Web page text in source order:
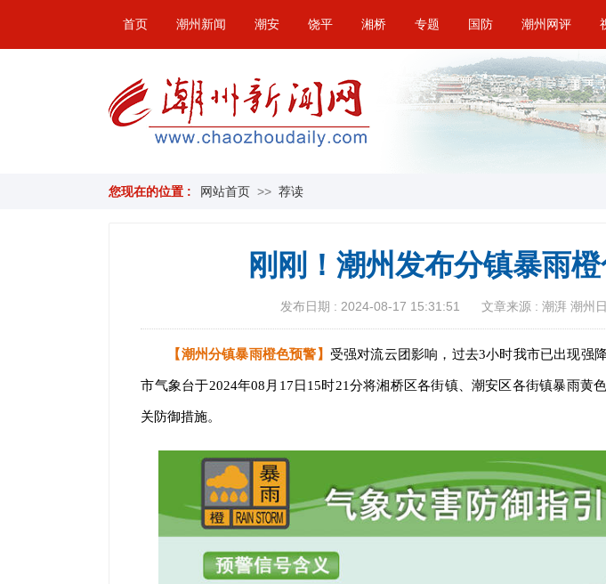
首页 潮州新闻 潮安 饶平 湘桥 专题 国防 潮州网评
您现在的位置 : 网站首页 >> 荐读
刚刚！潮州发布分镇暴雨
发布日期 : 2024-08-17 15:31:51 文章来源 : 潮湃 潮州
【潮州分镇暴雨橙色预警】 受强对流云团影响，过去3小时我市已出现强
市气象台于2024年08月17日15时21分将湘桥区各街镇、潮安区各街镇暴雨黄
关防御措施。